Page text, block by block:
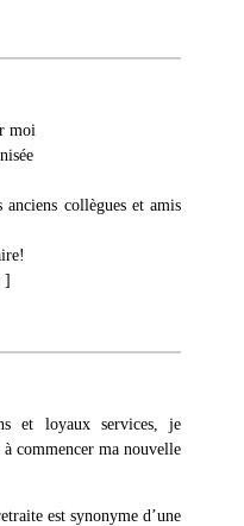
moi
collègues et amis
]
et loyaux services, je
commencer ma nouvelle
est synonyme d’une